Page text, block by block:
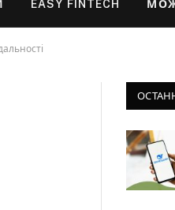
EASY FINTECH